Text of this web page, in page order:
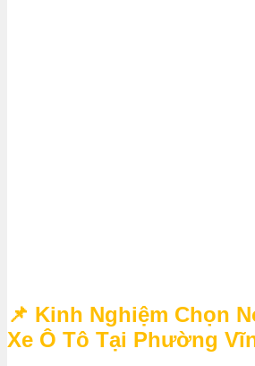
📌 Kinh Nghiệm Chọn
Xe Ô Tô Tại Phường